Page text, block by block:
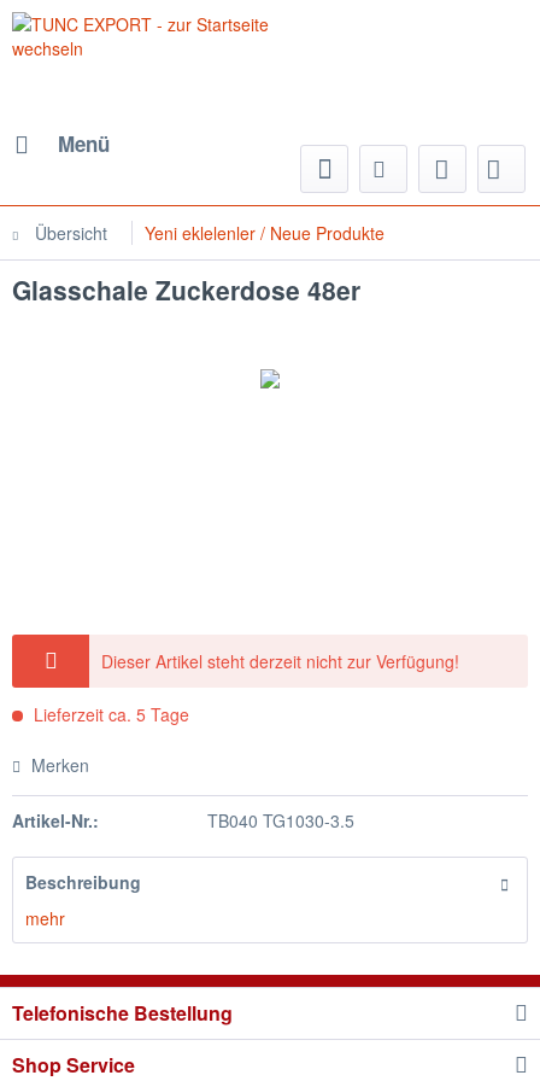
Menü
Übersicht Yeni eklelenler / Neue Produkte
Glasschale Zuckerdose 48er
Dieser Artikel steht derzeit nicht zur Verfügung!
Lieferzeit ca. 5 Tage
Merken
Artikel-Nr.: TB040 TG1030-3.5
Beschreibung
mehr
Telefonische Bestellung
Shop Service